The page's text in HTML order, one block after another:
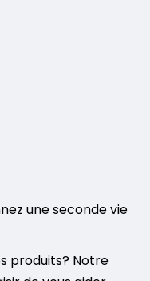
une seconde vie
produits? Notre